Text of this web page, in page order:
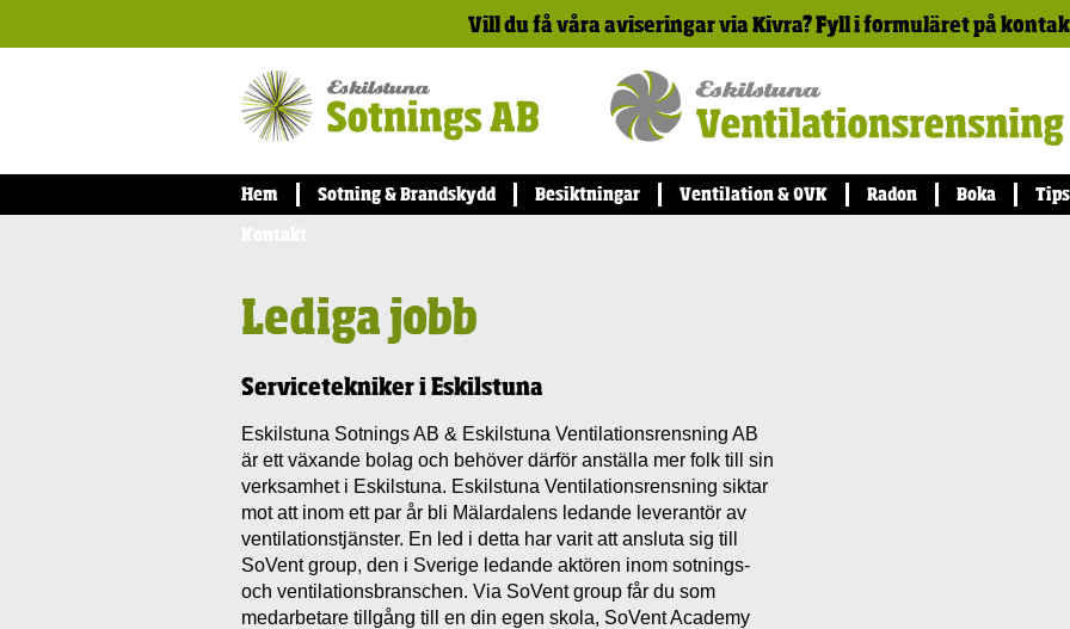
Vill du få våra aviseringar via Kivra? Fyll i formuläret på
Hem Sotning & Brandskydd Besiktningar Ventilation & OVK Radon Boka
Lediga jobb
Servicetekniker i Eskilstuna
Eskilstuna Sotnings AB & Eskilstuna Ventilationsrensning AB
är ett växande bolag och behöver därför anställa mer folk till sin
verksamhet i Eskilstuna. Eskilstuna Ventilationsrensning siktar
mot att inom ett par år bli Mälardalens ledande leverantör av
ventilationstjänster. En led i detta har varit att ansluta sig till
SoVent group, den i Sverige ledande aktören inom sotnings-
och ventilationsbranschen. Via SoVent group får du som
medarbetare tillgång till en din egen skola, SoVent Academy